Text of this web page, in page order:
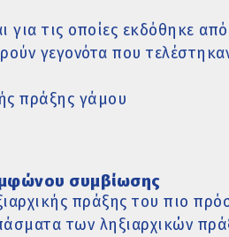
για τις οποίες εκδόθηκε
γεγονότα που
πράξης γάμου
συμβίωσης
πράξης του πιο
των ληξιαρχικών